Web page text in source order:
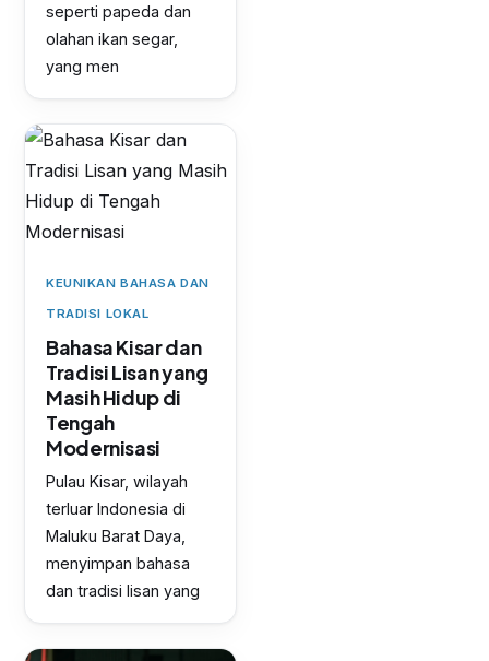
seperti papeda dan
olahan ikan segar,
yang men
KEUNIKAN BAHASA DAN
TRADISI LOKAL
Bahasa Kisar dan
Tradisi Lisan yang
Masih Hidup di
Tengah
Modernisasi
Pulau Kisar, wilayah
terluar Indonesia di
Maluku Barat Daya,
menyimpan bahasa
dan tradisi lisan yang